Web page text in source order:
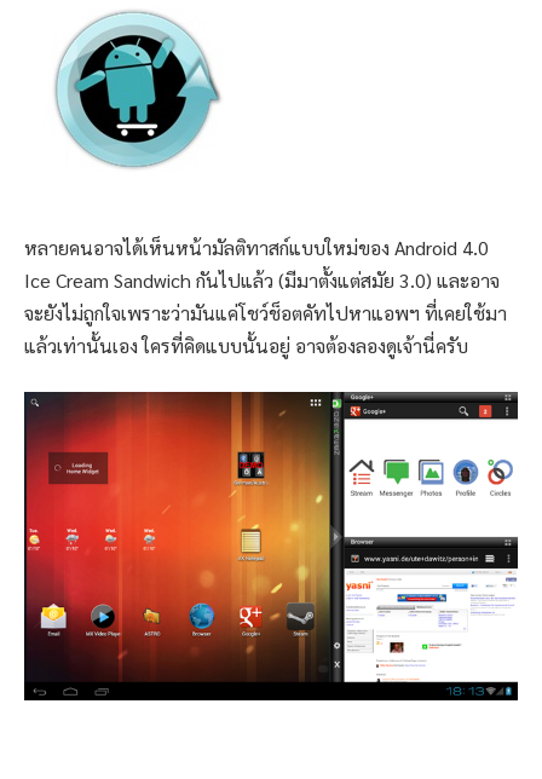
หลายคนอาจได้เห็นหน้ามัลติทาสก์แบบใหม่ของ Android 4.0
Ice Cream Sandwich กันไปแล้ว (มีมาตั้งแต่สมัย 3.0) และอาจ
จะยังไม่ถูกใจเพราะว่ามันแค่โชว์ช็อตคัทไปหาแอพฯ ที่เคยใช้มา
แล้วเท่านั้นเอง ใครที่คิดแบบนั้นอยู่ อาจต้องลองดูเจ้านี่ครับ